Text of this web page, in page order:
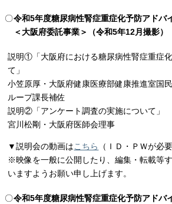
令和5年度糖尿病性腎症重症化予防アドバ
＜大阪府委託事業＞（令和5年12月撮影）
説明①「大阪府における糖尿病性腎症重症
て」
小笠原厚・大阪府健康医療部健康推進室国
ループ課長補佐
説明②「アンケート調査の実施について」
宮川松剛・大阪府医師会理事
▼説明会の動画はこちら
（ＩＤ・ＰＷが必
※映像を一般に公開したり、編集・転載等
いますようお願い申し上げます。
令和5年度糖尿病性腎症重症化予防アドバ